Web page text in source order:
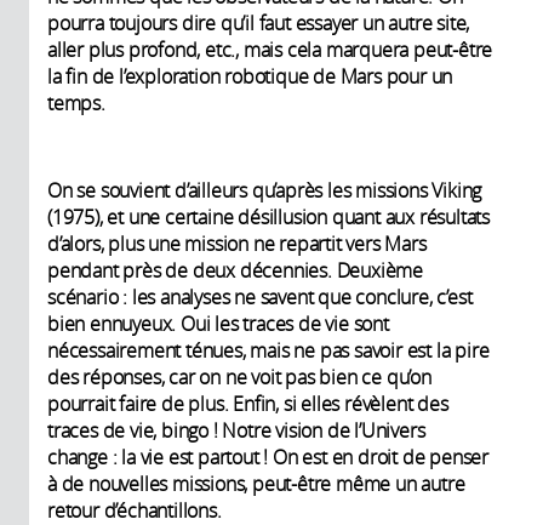
pourra toujours dire qu’il faut essayer un autre site,
aller plus profond, etc., mais cela marquera peut-être
la fin de l’exploration robotique de Mars pour un
temps.
On se souvient d’ailleurs qu’après les missions Viking
(1975), et une certaine désillusion quant aux résultats
d’alors, plus une mission ne repartit vers Mars
pendant près de deux décennies. Deuxième
scénario : les analyses ne savent que conclure, c’est
bien ennuyeux. Oui les traces de vie sont
nécessairement ténues, mais ne pas savoir est la pire
des réponses, car on ne voit pas bien ce qu’on
pourrait faire de plus. Enfin, si elles révèlent des
traces de vie, bingo ! Notre vision de l’Univers
change : la vie est partout ! On est en droit de penser
à de nouvelles missions, peut-être même un autre
retour d’échantillons.